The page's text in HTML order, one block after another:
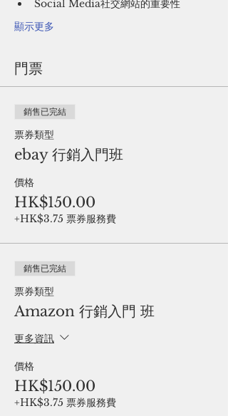
Social Media社交網站的重要性
顯示更多
門票
銷售已完結
票券類型
ebay 行銷入門班
價格
HK$150.00
+HK$3.75 票券服務費
銷售已完結
票券類型
Amazon 行銷入門 班
更多資訊
價格
HK$150.00
+HK$3.75 票券服務費